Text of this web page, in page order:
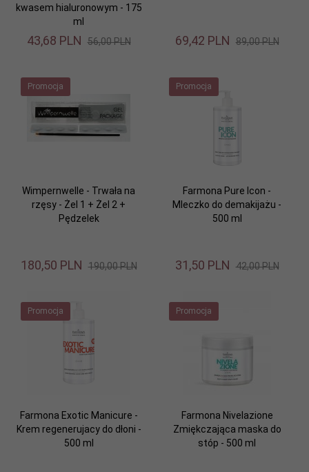
kwasem hialuronowym - 175
ml
43,68 PLN 56,00 PLN 69,42 PLN 89,00 PLN
Promocja
Wimpernwelle - Trwała na
rzęsy - Żel 1 + Żel 2 +
Pędzelek
180,50 PLN 190,00 PLN
Promocja
Farmona Pure Icon -
Mleczko do demakijażu -
500 ml
31,50 PLN 42,00 PLN
Promocja
Farmona Exotic Manicure -
Krem regenerujacy do dłoni -
500 ml
Promocja
Farmona Nivelazione
Zmiękczająca maska do
stóp - 500 ml